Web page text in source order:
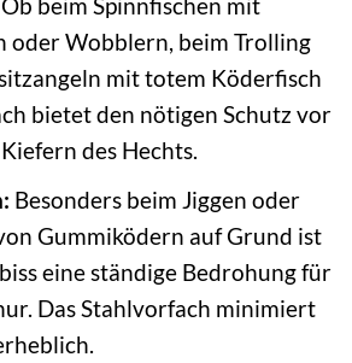
oder Wobblern, beim Trolling
mit totem Köderfisch
bietet den nötigen Schutz vor
des Hechts.
Besonders beim Jiggen oder
Gummiködern auf Grund ist
eine ständige Bedrohung für
Das Stahlvorfach minimiert